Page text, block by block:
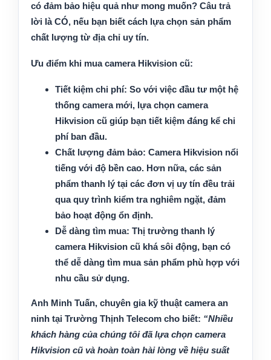
có đảm bảo hiệu quả như mong muốn? Câu trả
lời làCÓ, nếu bạn biết cách lựa chọn sản phẩm
chất lượng từ địa chỉ uy tín.
Ưu điểm khi mua camera Hikvision cũ:
Tiết kiệm chi phí: So với việc đầu tư một hệ
thống camera mới, lựa chọn camera
Hikvision cũ giúp bạn tiết kiệm đáng kể chi
phí ban đầu.
Chất lượng đảm bảo: Camera Hikvision nổi
tiếng với độ bền cao. Hơn nữa, các sản
phẩm thanh lý tại các đơn vị uy tín đều trải
qua quy trình kiểm tra nghiêm ngặt, đảm
bảo hoạt động ổn định.
Dễ dàng tìm mua: Thị trường thanh lý
camera Hikvision cũ khá sôi động, bạn có
thể dễ dàng tìm mua sản phẩm phù hợp với
nhu cầu sử dụng.
Anh Minh Tuấn, chuyên gia kỹ thuật camera an
ninh tại Trường Thịnh Telecom cho biết: “Nhiều
khách hàng của chúng tôi đã lựa chọn camera
Hikvision cũ và hoàn toàn hài lòng về hiệu suất